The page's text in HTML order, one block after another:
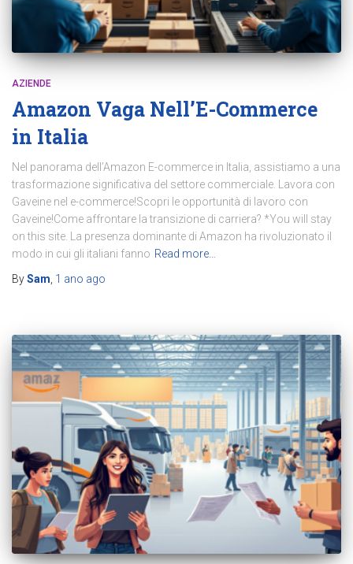
AZIENDE
Amazon Vaga Nell’E-Commerce
in Italia
Nel panorama dell’Amazon E-commerce in Italia, assistiamo a una
trasformazione significativa del settore commerciale. Lavora con
Gaveine nel e-commerce!Scopri le opportunità di lavoro con
Gaveine!Come affrontare la transizione di carriera? *You will stay
on this site. La presenza dominante di Amazon ha rivoluzionato il
modo in cui gli italiani fanno Read more…
BySam 1 ano ago